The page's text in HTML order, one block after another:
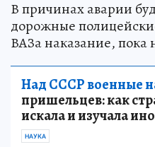
В причинах аварии
дорожные
ВАЗа наказание, пока
Над СССР военные
пришельцев: как
искала и изучала
НАУКА